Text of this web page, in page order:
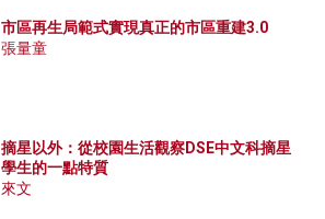
市區再生局範式實現真正的市區重建3.0
張量童
摘星以外：從校園生活觀察DSE中文科摘星
學生的一點特質
來文